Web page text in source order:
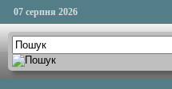
07 серпня 2026